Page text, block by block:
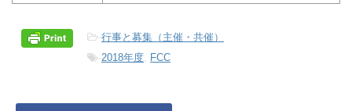
-行事と募集（主催・共催）
-2018年度, FCC